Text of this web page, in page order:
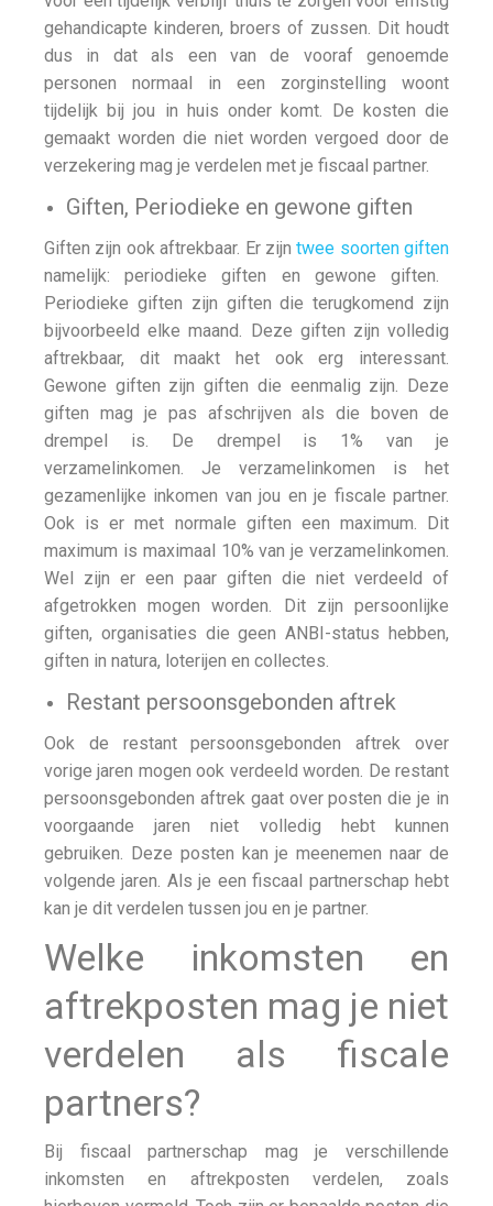
gehandicapte kinderen, broers of zussen. Dit houdt
dus in dat als een van de vooraf genoemde
personen normaal in een zorginstelling woont
tijdelijk bij jou in huis onder komt. De kosten die
gemaakt worden die niet worden vergoed door de
verzekering mag je verdelen met je fiscaal partner.
Giften, Periodieke en gewone giften
Giften zijn ook aftrekbaar. Er zijntwee soorten giften
namelijk: periodieke giften en gewone giften.
Periodieke giften zijn giften die terugkomend zijn
bijvoorbeeld elke maand. Deze giften zijn volledig
aftrekbaar, dit maakt het ook erg interessant.
Gewone giften zijn giften die eenmalig zijn. Deze
giften mag je pas afschrijven als die boven de
drempel is. De drempel is 1% van je
verzamelinkomen. Je verzamelinkomen is het
gezamenlijke inkomen van jou en je fiscale partner.
Ook is er met normale giften een maximum. Dit
maximum is maximaal 10% van je verzamelinkomen.
Wel zijn er een paar giften die niet verdeeld of
afgetrokken mogen worden. Dit zijn persoonlijke
giften, organisaties die geen ANBI-status hebben,
giften in natura, loterijen en collectes.
Restant persoonsgebonden aftrek
Ook de restant persoonsgebonden aftrek over
vorige jaren mogen ook verdeeld worden. De restant
persoonsgebonden aftrek gaat over posten die je in
voorgaande jaren niet volledig hebt kunnen
gebruiken. Deze posten kan je meenemen naar de
volgende jaren. Als je een fiscaal partnerschap hebt
kan je dit verdelen tussen jou en je partner.
Welke inkomsten en
aftrekposten mag je niet
verdelen als fiscale
partners?
Bij fiscaal partnerschap mag je verschillende
inkomsten en aftrekposten verdelen, zoals